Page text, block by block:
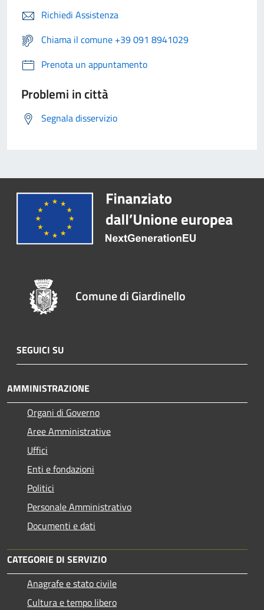
Richiedi Assistenza
Chiama il comune +39 091 8941029
Prenota un appuntamento
Problemi in città
Segnala disservizio
Comune di Giardinello
SEGUICI SU
AMMINISTRAZIONE
Organi di Governo
Aree Amministrative
Uffici
Enti e fondazioni
Politici
Personale Amministrativo
Documenti e dati
CATEGORIE DI SERVIZIO
Anagrafe e stato civile
Cultura e tempo libero